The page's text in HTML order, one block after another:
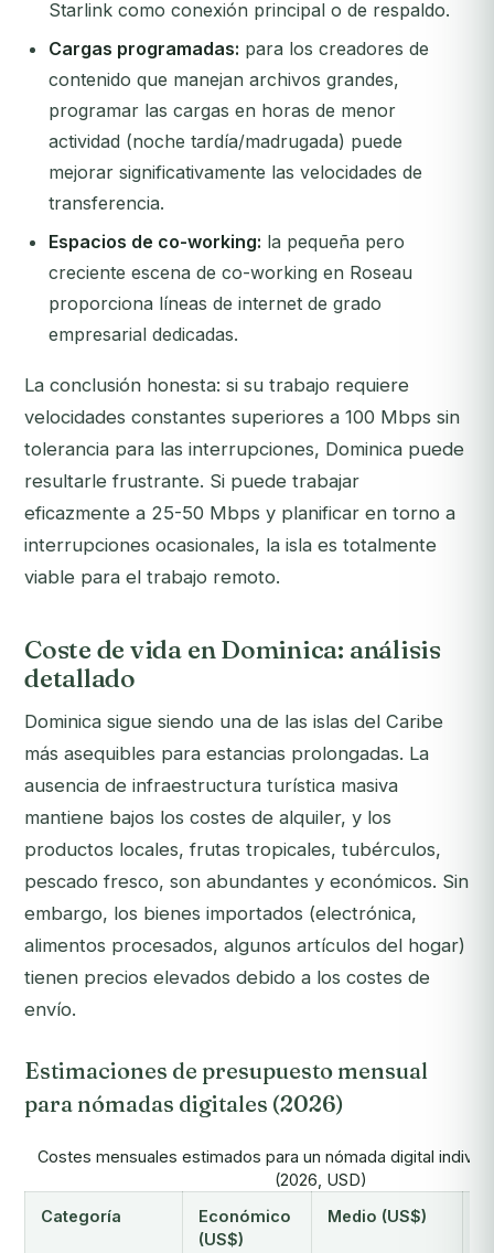
Starlink como conexión principal o de respaldo.
Cargas programadas: para los creadores de
contenido que manejan archivos grandes,
programar las cargas en horas de menor
actividad (noche tardía/madrugada) puede
mejorar significativamente las velocidades de
transferencia.
Espacios de co-working: la pequeña pero
creciente escena de co-working en Roseau
proporciona líneas de internet de grado
empresarial dedicadas.
La conclusión honesta: si su trabajo requiere
velocidades constantes superiores a 100 Mbps sin
tolerancia para las interrupciones, Dominica puede
resultarle frustrante. Si puede trabajar
eficazmente a 25-50 Mbps y planificar en torno a
interrupciones ocasionales, la isla es totalmente
viable para el trabajo remoto.
Coste de vida en Dominica: análisis
detallado
Dominica sigue siendo una de las islas del Caribe
más asequibles para estancias prolongadas. La
ausencia de infraestructura turística masiva
mantiene bajos los costes de alquiler, y los
productos locales, frutas tropicales, tubérculos,
pescado fresco, son abundantes y económicos. Sin
embargo, los bienes importados (electrónica,
alimentos procesados, algunos artículos del hogar)
tienen precios elevados debido a los costes de
envío.
Estimaciones de presupuesto mensual
para nómadas digitales (2026)
Costes mensuales estimados para un nómada digital
(2026, USD)
Categoría
Económico
(US$)
Medio (US$)